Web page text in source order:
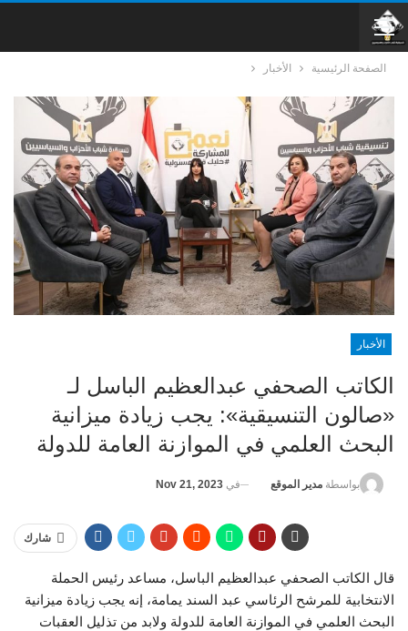
الصفحة الرئيسية الأخبار
الأخبار
الكاتب الصحفي عبدالعظيم الباسل لـ
«صالون التنسيقية»: يجب زيادة ميزانية
البحث العلمي في الموازنة العامة للدولة
بواسطة مدير الموقع في Nov 21, 2023
شارك
قال الكاتب الصحفي عبدالعظيم الباسل، مساعد رئيس الحملة
الانتخابية للمرشح الرئاسي عبد السند يمامة، إنه يجب زيادة ميزانية
البحث العلمي في الموازنة العامة للدولة ولابد من تذليل العقبات